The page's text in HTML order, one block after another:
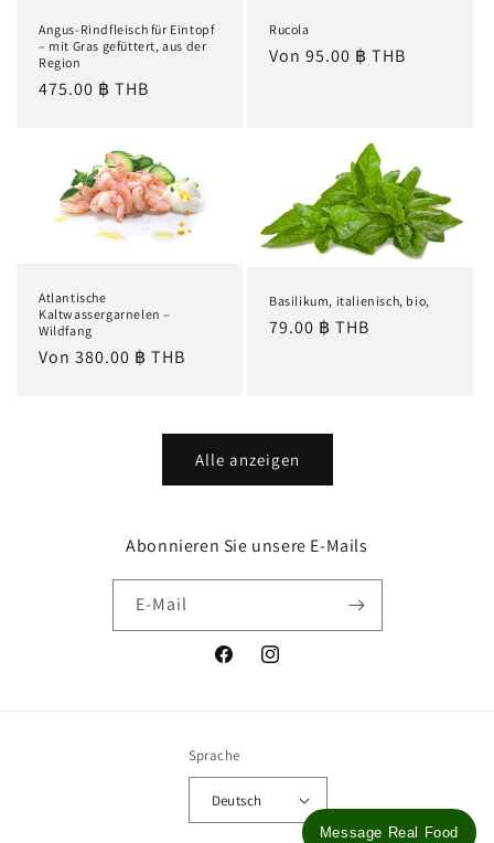
Angus-Rindfleisch für Eintopf
– mit Gras gefüttert, aus der
Region
Normaler
475.00 ฿ THB
Rucola
Normaler
Von 95.00 ฿ THB
Atlantische
Kaltwassergarnelen –
Wildfang
Normaler
Von 380.00 ฿ THB
Basilikum, italienisch, bio,
Normaler
79.00 ฿ THB
Alle anzeigen
Abonnieren Sie unsere E-Mails
E-Mail
FacebookInstagram
Sprache
Deutsch
Message Real Food